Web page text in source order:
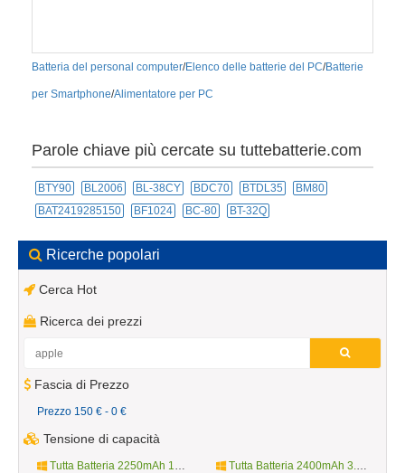
Batteria del personal computer/Elenco delle batterie del PC/Batterie
per Smartphone/Alimentatore per PC
Parole chiave più cercate su tuttebatterie.com
BTY90 BL2006 BL-38CY BDC70 BTDL35
BM80
BAT2419285150
BF1024 BC-80 BT-32Q
Ricerche popolari
Cerca Hot
Ricerca dei prezzi
Fascia di Prezzo
Prezzo 150 € - 0 €
Tensione di capacità
Tutta Batteria 2250mAh 10.8V
Tutta Batteria 2400mAh 3.7V